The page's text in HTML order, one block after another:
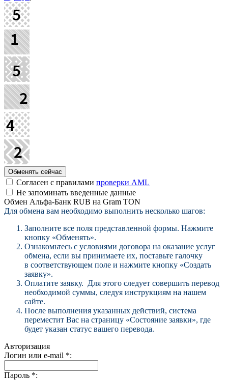
Согласен с правилами проверки AML
Не запоминать введенные данные
Обмен Альфа-Банк RUB на Gram TON
Для обмена вам необходимо выполнить несколько шагов:
Заполните все поля представленной формы. Нажмите
кнопку «Обменять».
Ознакомьтесь с условиями договора на оказание услуг
обмена, если вы принимаете их, поставьте галочку
в соответствующем поле и нажмите кнопку «Создать
заявку».
Оплатите заявку. Для этого следует совершить перевод
необходимой суммы, следуя инструкциям на нашем
сайте.
После выполнения указанных действий, система
переместит Вас на страницу «Состояние заявки», где
будет указан статус вашего перевода.
Авторизация
Логин или e-mail *:
Пароль *: